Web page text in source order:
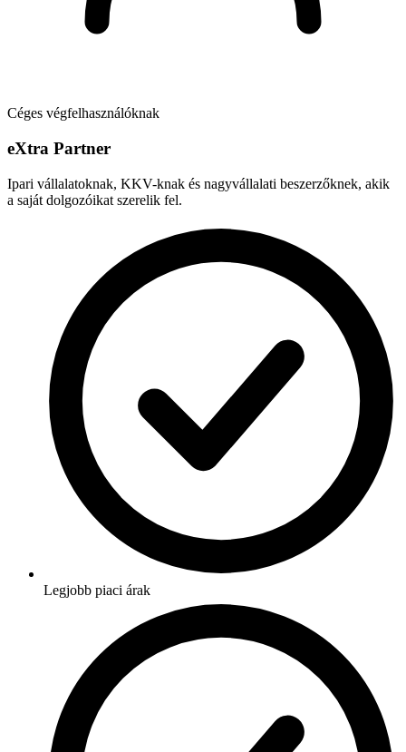
Céges végfelhasználóknak
eXtra Partner
Ipari vállalatoknak, KKV-knak és nagyvállalati beszerzőknek, akik
a saját dolgozóikat szerelik fel.
Legjobb piaci árak